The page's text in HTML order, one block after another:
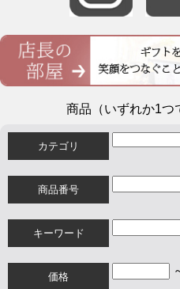
商品（いずれか1つ
カテゴリ
商品番号
キーワード
価格